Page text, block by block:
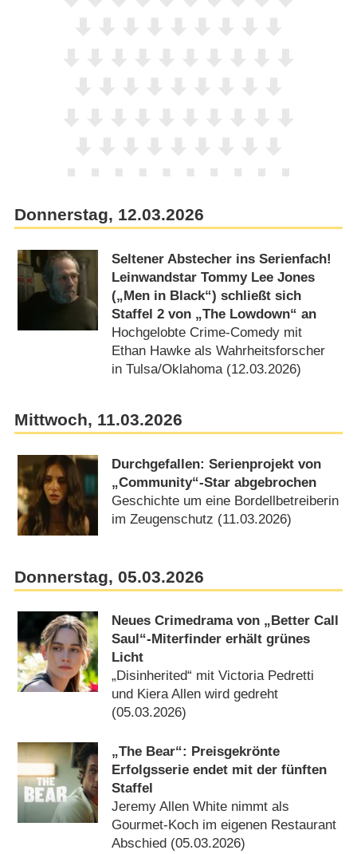
Donnerstag, 12.03.2026
Seltener Abstecher ins Serienfach!
Leinwandstar Tommy Lee Jones
(„Men in Black“) schließt sich
Staffel 2 von „The Lowdown“ an
Hochgelobte Crime-Comedy mit
Ethan Hawke als Wahrheitsforscher
in Tulsa/​Oklahoma (12.03.2026)
Mittwoch, 11.03.2026
Durchgefallen: Serienprojekt von
„Community“-Star abgebrochen
Geschichte um eine Bordellbetreiberin
im Zeugenschutz (11.03.2026)
Donnerstag, 05.03.2026
Neues Crimedrama von „Better Call
Saul“-Miterfinder erhält grünes
Licht
„Disinherited“ mit Victoria Pedretti
und Kiera Allen wird gedreht
(05.03.2026)
„The Bear“: Preisgekrönte
Erfolgsserie endet mit der fünften
Staffel
Jeremy Allen White nimmt als
Gourmet-Koch im eigenen Restaurant
Abschied (05.03.2026)